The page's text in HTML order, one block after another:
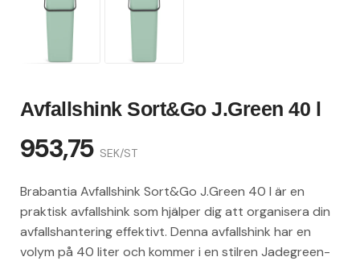
Avfallshink Sort&Go J.Green 40 l
953,75 SEK/ST
Brabantia Avfallshink Sort&Go J.Green 40 l är en
praktisk avfallshink som hjälper dig att organisera din
avfallshantering effektivt. Denna avfallshink har en
volym på 40 liter och kommer i en stilren Jadegreen-